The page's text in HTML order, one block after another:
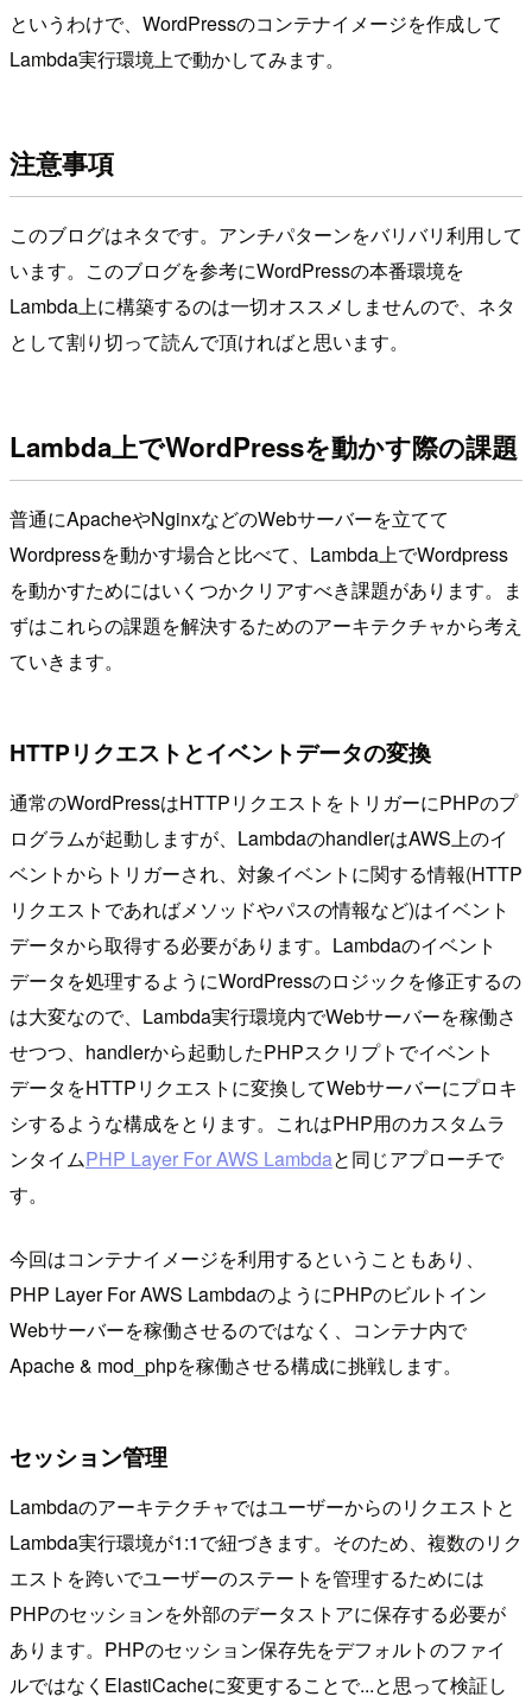
というわけで、WordPressのコンテナイメージを作成して
Lambda実行環境上で動かしてみます。
注意事項
このブログはネタです。アンチパターンをバリバリ利用して
います。このブログを参考にWordPressの本番環境を
Lambda上に構築するのは一切オススメしませんので、ネタ
として割り切って読んで頂ければと思います。
Lambda上でWordPressを動かす際の課題
普通にApacheやNginxなどのWebサーバーを立てて
Wordpressを動かす場合と比べて、Lambda上でWordpress
を動かすためにはいくつかクリアすべき課題があります。ま
ずはこれらの課題を解決するためのアーキテクチャから考え
ていきます。
HTTPリクエストとイベントデータの変換
通常のWordPressはHTTPリクエストをトリガーにPHPのプ
ログラムが起動しますが、LambdaのhandlerはAWS上のイ
ベントからトリガーされ、対象イベントに関する情報(HTTP
リクエストであればメソッドやパスの情報など)はイベント
データから取得する必要があります。Lambdaのイベント
データを処理するようにWordPressのロジックを修正するの
は大変なので、Lambda実行環境内でWebサーバーを稼働さ
せつつ、handlerから起動したPHPスクリプトでイベント
データをHTTPリクエストに変換してWebサーバーにプロキ
シするような構成をとります。これはPHP用のカスタムラ
ンタイムPHP Layer For AWS Lambdaと同じアプローチで
す。
今回はコンテナイメージを利用するということもあり、
PHP Layer For AWS LambdaのようにPHPのビルトイン
Webサーバーを稼働させるのではなく、コンテナ内で
Apache & mod_phpを稼働させる構成に挑戦します。
セッション管理
Lambdaのアーキテクチャではユーザーからのリクエストと
Lambda実行環境が1:1で紐づきます。そのため、複数のリク
エストを跨いでユーザーのステートを管理するためには
PHPのセッションを外部のデータストアに保存する必要が
あります。PHPのセッション保存先をデフォルトのファイ
ルではなくElastiCacheに変更することで...と思って検証し